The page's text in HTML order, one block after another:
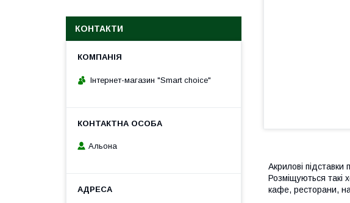
Акрилові
Розміщуються такі
кафе, ресторани,
КОНТАКТИ
Інтернет-магазин "Smart choice"
Альона